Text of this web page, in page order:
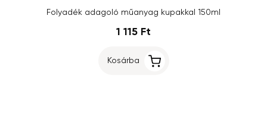
Folyadék adagoló műanyag kupakkal 150ml
1 115 Ft
Kosárba